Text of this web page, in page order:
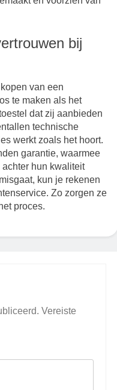
bij
van een
te maken als het
dat zij aanbieden
technische
werkt zoals het hoort.
garantie, waarmee
hun kwaliteit
kun je rekenen
Zo zorgen ze
proces.
Vereiste